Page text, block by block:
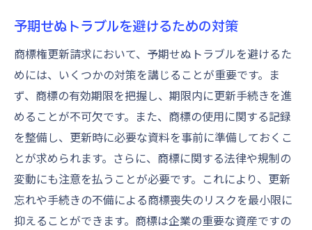
予期せぬトラブルを避けるための対策
商標権更新請求において、予期せぬトラブルを避けるた
めには、いくつかの対策を講じることが重要です。ま
ず、商標の有効期限を把握し、期限内に更新手続きを進
めることが不可欠です。また、商標の使用に関する記録
を整備し、更新時に必要な資料を事前に準備しておくこ
とが求められます。さらに、商標に関する法律や規制の
変動にも注意を払うことが必要です。これにより、更新
忘れや手続きの不備による商標喪失のリスクを最小限に
抑えることができます。商標は企業の重要な資産ですの